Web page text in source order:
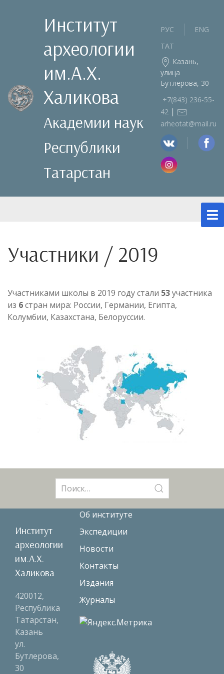
Институт
археологии
им.А.Х.
Халикова
Академии наук
Республики
Татарстан
РУС
ENG
ТАТ
Казань,
улица
Бутлерова, 30
+7(843) 236‑55-
42 |
arheotat@mail.ru
Участники / 2019
Участниками школы в 2019 году стали 53участника
из 6стран мира: России, Германии, Египта,
Колумбии, Казахстана, Белоруссии.
Институт
археологии
им.А.Х.
Халикова
420012,
Республика
Татарстан,
Казань
ул.
Бутлерова,
30
Об институте
Экспедиции
Новости
Контакты
Издания
Журналы